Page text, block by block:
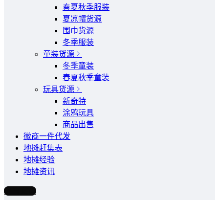
春夏秋季服装
夏凉帽货源
围巾货源
冬季服装
童装货源
冬季童装
春夏秋季童装
玩具货源
新奇特
涂鸦玩具
商品出售
微商一件代发
地摊赶集表
地摊经验
地摊资讯
写文章